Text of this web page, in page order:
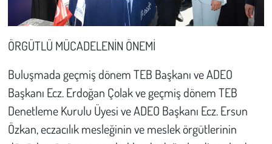
ÖRGÜTLÜ MÜCADELENİN ÖNEMİ
Buluşmada geçmiş dönem TEB Başkanı ve ADEO
Başkanı Ecz. Erdoğan Çolak ve geçmiş dönem TEB
Denetleme Kurulu Üyesi ve ADEO Başkanı Ecz. Ersun
Özkan, eczacılık mesleğinin ve meslek örgütlerinin